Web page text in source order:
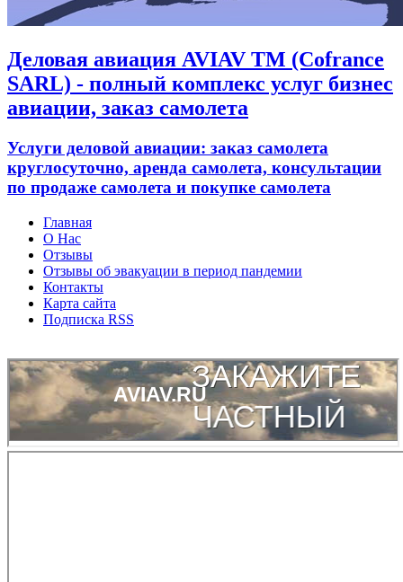
Деловая авиация AVIAV TM (Cofrance
SARL) - полный комплекс услуг бизнес
авиации, заказ самолета
Услуги деловой авиации: заказ самолета
круглосуточно, аренда самолета, консультации
по продаже самолета и покупке самолета
Главная
О Нас
Отзывы
Отзывы об эвакуации в период пандемии
Контакты
Карта сайта
Подписка RSS